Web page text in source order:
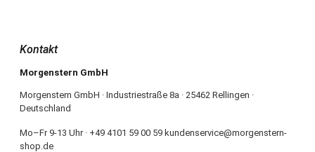
Kontakt
Morgenstern GmbH
Morgenstern GmbH · Industriestraße 8a · 25462 Rellingen ·
Deutschland
Mo–Fr 9-13 Uhr · +49 4101 59 00 59 kundenservice@morgenstern-
shop.de